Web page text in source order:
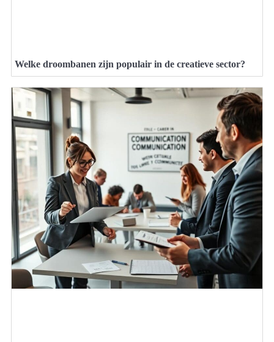
Welke droombanen zijn populair in de creatieve sector?